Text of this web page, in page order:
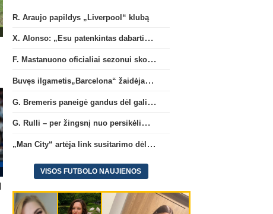
R. Araujo papildys „Liverpool“ klubą
X. Alonso: „Esu patenkintas dabartiniais „Chelsea“ ekipos vartininkais“
F. Mastanuono oficialiai sezonui skolinamas „Fiorentina“ ekipai
Buvęs ilgametis„Barcelona“ žaidėjas S. Roberto artėja link persikėlimo į MLS
G. Bremeris paneigė gandus dėl galimo išvykimo iš „Juventus“ klubo
G. Rulli – per žingsnį nuo persikėlimo į „Manchester City“ klubą
„Man City“ artėja link susitarimo dėl marokiečio A. Bouaddi persikėlimo
VISOS FUTBOLO NAUJIENOS